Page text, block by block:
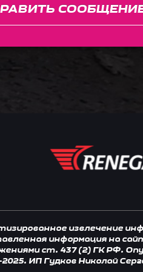
извлечение
информация на
ст. 437 (2) ГК РФ.
ИП Гудков Николай